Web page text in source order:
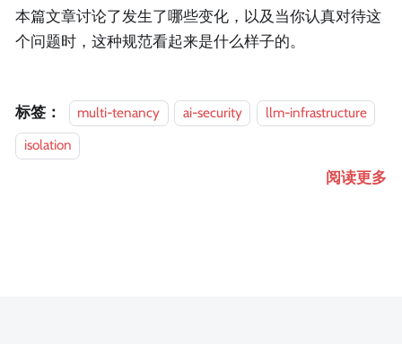
本篇文章讨论了发生了哪些变化，以及当你认真对待这
个问题时，这种规范看起来是什么样子的。
标签： multi-tenancy ai-security
llm-infrastructure
isolation
阅读更多